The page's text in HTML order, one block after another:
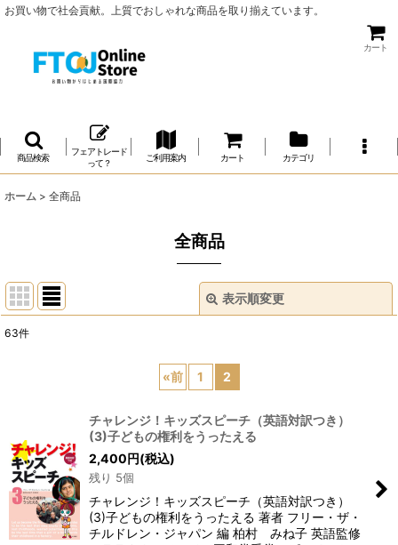
お買い物で社会貢献。上質でおしゃれな商品を取り揃えています。
カート
商品検索
フェアトレード
って？
ご利用案内 カート カテゴリ
ホーム > 全商品
全商品
表示順変更
絞り込む
63件
«前 1 2
チャレンジ！キッズスピーチ（英語対訳つき）
(3)子どもの権利をうったえる
2,400円(税込)
残り 5個
チャレンジ！キッズスピーチ（英語対訳つき）
(3)子どもの権利をうったえる 著者 フリー・ザ・
チルドレン・ジャパン 編 柏村 みね子 英語監修